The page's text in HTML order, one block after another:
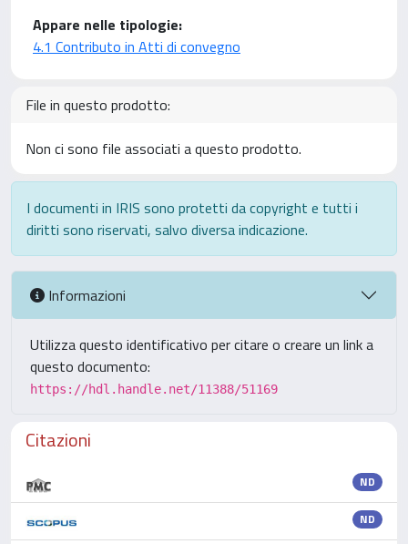
Appare nelle tipologie:
4.1 Contributo in Atti di convegno
File in questo prodotto:
Non ci sono file associati a questo prodotto.
I documenti in IRIS sono protetti da copyright e tutti i
diritti sono riservati, salvo diversa indicazione.
Informazioni
Utilizza questo identificativo per citare o creare un link a
questo documento:
https://hdl.handle.net/11388/51169
Citazioni
ND
ND